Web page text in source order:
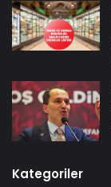
Kategoriler